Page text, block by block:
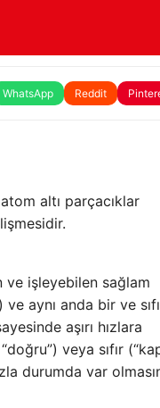
WhatsApp Reddit
altı parçacıklar
ve işleyebilen sağlam
aynı anda bir ve
aşırı hızlara
veya sıfır
durumda var